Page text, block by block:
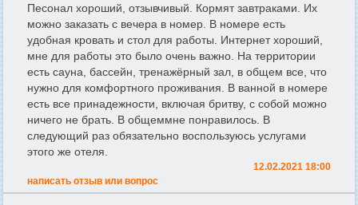
Песонал хороший, отзывчивый. Кормят завтраками. Их
можно заказать с вечера в номер. В номере есть
удобная кровать и стол для работы. Интернет хороший,
мне для работы это было очень важно. На территории
есть сауна, бассейн, тренажёрный зал, в общем все, что
нужно для комфортного проживания. В ванной в номере
есть все принадежности, включая бритву, с собой можно
ничего не брать. В общеммне понравилось. В
следующий раз обязательно воспользуюсь услугами
этого же отеля.
12.02.2021 18:00
написать отзыв или вопрос